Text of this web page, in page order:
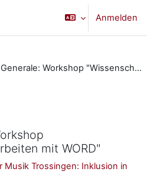
Anmelden
Studium Generale: Workshop "Wissenschaftliche Arbeiten mit WORD"
mit WORD"
Trossingen: Inklusion in